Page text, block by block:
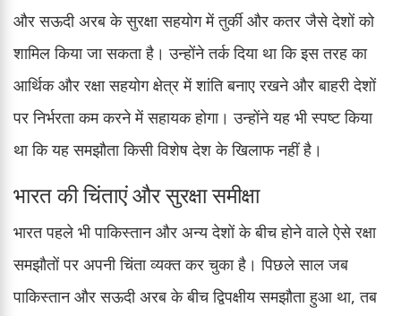
और सऊदी अरब के सुरक्षा सहयोग में तुर्की और कतर जैसे देशों को
शामिल किया जा सकता है। उन्होंने तर्क दिया था कि इस तरह का
आर्थिक और रक्षा सहयोग क्षेत्र में शांति बनाए रखने और बाहरी देशों
पर निर्भरता कम करने में सहायक होगा। उन्होंने यह भी स्पष्ट किया
था कि यह समझौता किसी विशेष देश के खिलाफ नहीं है।
भारत की चिंताएं और सुरक्षा समीक्षा
भारत पहले भी पाकिस्तान और अन्य देशों के बीच होने वाले ऐसे रक्षा
समझौतों पर अपनी चिंता व्यक्त कर चुका है। पिछले साल जब
पाकिस्तान और सऊदी अरब के बीच द्विपक्षीय समझौता हुआ था, तब